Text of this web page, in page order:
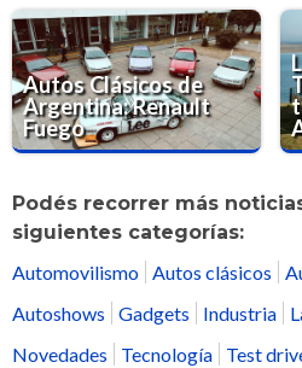
Autos Clásicos de
Argentina: Renault
Fuego
Podés recorrer más
siguientes categorías:
Automovilismo Autos clásicos
Autoshows
Gadgets Industria
Novedades
Tecnología Test